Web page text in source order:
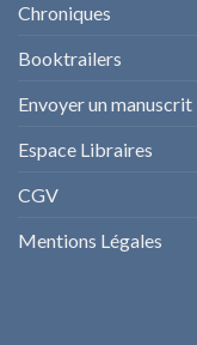
Chroniques
Booktrailers
Envoyer un manuscrit
Espace Libraires
CGV
Mentions Légales